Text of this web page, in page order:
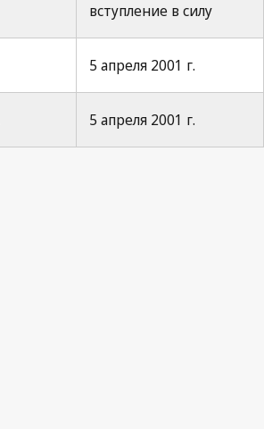
вступление в силу
5 апреля 2001 г.
5 апреля 2001 г.